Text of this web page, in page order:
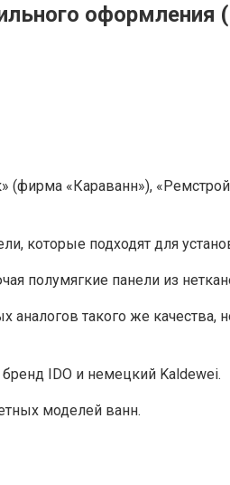
оформления
«Караванн»),
которые подходят для
полумягкие панели из
такого же качества,
IDO и немецкий Kaldewei.
моделей ванн.